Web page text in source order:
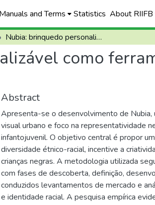
Manuals and Terms Statistics About RIIFB
Nubia: brinquedo personalizável como ferramenta de construção identitária e cultural
como
Abstract
Apresenta-se o desenvolvimento de Nubia,
visual urbano e foco na representatividade
infantojuvenil. O objetivo central é propor
diversidade étnico-racial, incentive a
crianças negras. A metodologia utilizada
com fases de descoberta, definição,
conduzidos levantamentos de mercado e
e identidade racial. A pesquisa empírica